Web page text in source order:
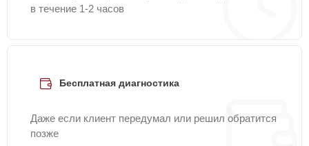
в течение 1-2 часов
Бесплатная диагностика
Даже если клиент передумал или решил обратится
позже